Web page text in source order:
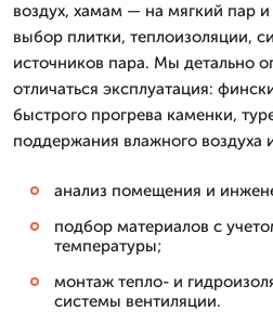
воздух, хамам — на мягкий пар
выбор плитки, теплоизоляции,
источников пара. Мы детально
отличаться эксплуатация:
быстрого прогрева каменки,
поддержания влажного воздуха
анализ помещения и
подбор материалов с
температуры;
монтаж тепло- и
системы вентиляции.